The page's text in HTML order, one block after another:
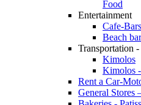
Food
Entertainment
Cafe-
Beach
Transportation
Kimolos
Kimolos
Rent a Car-
General Stores